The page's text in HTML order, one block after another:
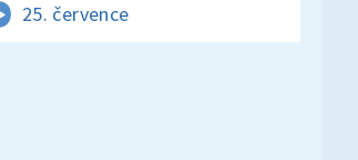
25. července